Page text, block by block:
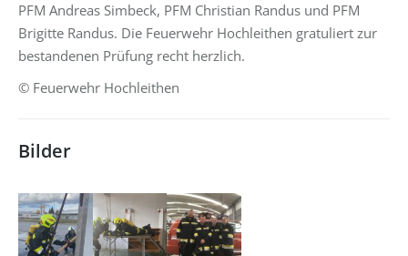
PFM Andreas Simbeck, PFM Christian Randus und PFM
Brigitte Randus. Die Feuerwehr Hochleithen gratuliert zur
bestandenen Prüfung recht herzlich.
© Feuerwehr Hochleithen
Bilder